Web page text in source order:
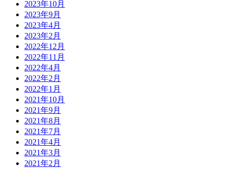
2023年10月
2023年9月
2023年4月
2023年2月
2022年12月
2022年11月
2022年4月
2022年2月
2022年1月
2021年10月
2021年9月
2021年8月
2021年7月
2021年4月
2021年3月
2021年2月